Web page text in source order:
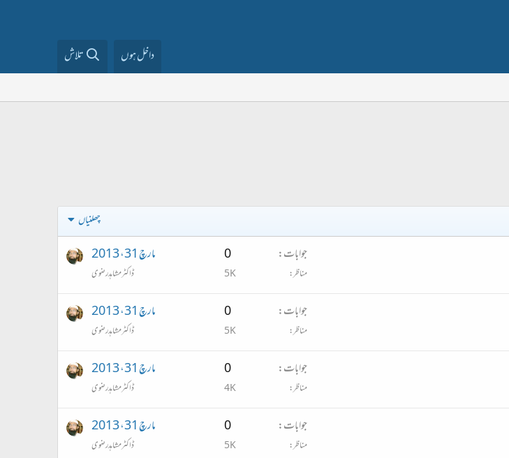
داخل ہوں تلاش
چھلنیاں
جوابات 0
مناظر 5K
مارچ 31، 2013
ڈاکٹر مشاہد رضوی
جوابات 0
مناظر 5K
مارچ 31، 2013
ڈاکٹر مشاہد رضوی
جوابات 0
مناظر 4K
مارچ 31، 2013
ڈاکٹر مشاہد رضوی
جوابات 0
مناظر 5K
مارچ 31، 2013
ڈاکٹر مشاہد رضوی